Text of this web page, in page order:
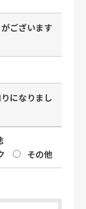
ございます
になりまし
その他